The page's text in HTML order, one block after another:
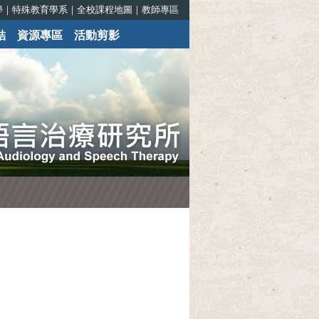
｜ 特殊教育學系 ｜ 全校課程地圖 ｜ 教師專區
資源專區 活動剪影